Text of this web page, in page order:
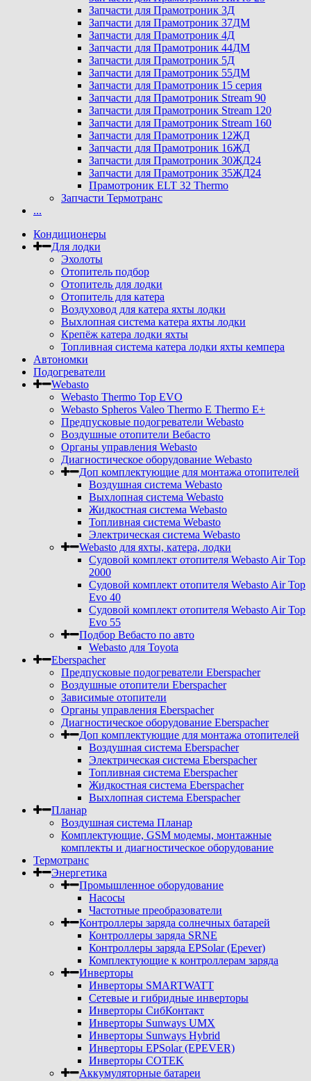
Запчасти для Прамотроник 3Д
Запчасти для Прамотроник 37ДМ
Запчасти для Прамотроник 4Д
Запчасти для Прамотроник 44ДМ
Запчасти для Прамотроник 5Д
Запчасти для Прамотроник 55ДМ
Запчасти для Прамотроник 15 серия
Запчасти для Прамотроник Stream 90
Запчасти для Прамотроник Stream 120
Запчасти для Прамотроник Stream 160
Запчасти для Прамотроник 12ЖД
Запчасти для Прамотроник 16ЖД
Запчасти для Прамотроник 30ЖД24
Запчасти для Прамотроник 35ЖД24
Прамотроник ELT 32 Thermo
Запчасти Термотранс
...
Кондиционеры
Для лодки
Эхолоты
Отопитель подбор
Отопитель для лодки
Отопитель для катера
Воздуховод для катера яхты лодки
Выхлопная система катера яхты лодки
Крепёж катера лодки яхты
Топливная система катера лодки яхты кемпера
Автономки
Подогреватели
Webasto
Webasto Thermo Top EVO
Webasto Spheros Valeo Thermo E Thermo E+
Предпусковые подогреватели Webasto
Воздушные отопители Вебасто
Органы управления Webasto
Диагностическое оборудование Webasto
Доп комплектующие для монтажа отопителей
Воздушная система Webasto
Выхлопная система Webasto
Жидкостная система Webasto
Топливная система Webasto
Электрическая система Webasto
Webasto для яхты, катера, лодки
Судовой комплект отопителя Webasto Air Top
2000
Судовой комплект отопителя Webasto Air Top
Evo 40
Судовой комплект отопителя Webasto Air Top
Evo 55
Подбор Вебасто по авто
Webasto для Toyota
Eberspacher
Предпусковые подогреватели Eberspacher
Воздушные отопители Eberspacher
Зависимые отопители
Органы управления Eberspacher
Диагностическое оборудование Eberspacher
Доп комплектующие для монтажа отопителей
Воздушная система Eberspacher
Электрическая система Eberspacher
Топливная система Eberspacher
Жидкостная система Eberspacher
Выхлопная система Eberspacher
Планар
Воздушная система Планар
Комплектующие, GSM модемы, монтажные
комплекты и диагностическое оборудование
Термотранс
Энергетика
Промышленное оборудование
Насосы
Частотные преобразователи
Контроллеры заряда солнечных батарей
Контроллеры заряда SRNE
Контроллеры заряда EPSolar (Epever)
Комплектующие к контроллерам заряда
Инверторы
Инверторы SMARTWATT
Сетевые и гибридные инверторы
Инверторы СибКонтакт
Инверторы Sunways UMX
Инверторы Sunways Hybrid
Инверторы EPSolar (EPEVER)
Инверторы COTEK
Аккумуляторные батареи